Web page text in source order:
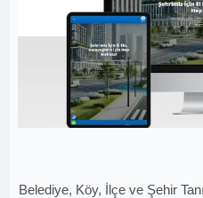
Belediye, Köy, İlçe ve Şehir